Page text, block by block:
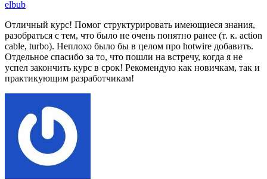
elbub
Отличный курс! Помог структурировать имеющиеся знания,
разобраться с тем, что было не очень понятно ранее (т. к. action
cable, turbo). Неплохо было бы в целом про hotwire добавить.
Отдельное спасибо за то, что пошли на встречу, когда я не
успел закончить курс в срок! Рекомендую как новичкам, так и
практикующим разработчикам!